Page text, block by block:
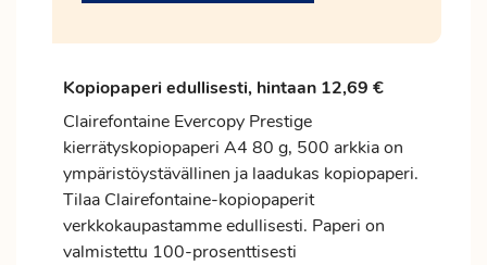
Kopiopaperi edullisesti, hintaan 12,69 €
Clairefontaine Evercopy Prestige
kierrätyskopiopaperi A4 80 g, 500 arkkia on
ympäristöystävällinen ja laadukas kopiopaperi.
Tilaa Clairefontaine-kopiopaperit
verkkokaupastamme edullisesti. Paperi on
valmistettu 100-prosenttisesti